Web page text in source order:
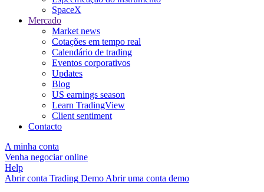
SpaceX
Mercado
Market news
Cotações em tempo real
Calendário de trading
Eventos corporativos
Updates
Blog
US earnings season
Learn TradingView
Client sentiment
Contacto
A minha conta
Venha negociar online
Help
Abrir conta Trading Demo Abrir uma conta demo